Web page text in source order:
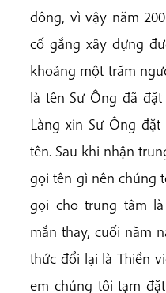
đông, vì vậy năm
cố gắng xây dựng
khoảng một trăm
là tên Sư Ông đã
Làng xin Sư Ông
tên. Sau khi nhận
gọi tên gì nên chúng
gọi cho trung tâm
mắn thay, cuối năm
thức đổi lại là Thiền
em chúng tôi tạm